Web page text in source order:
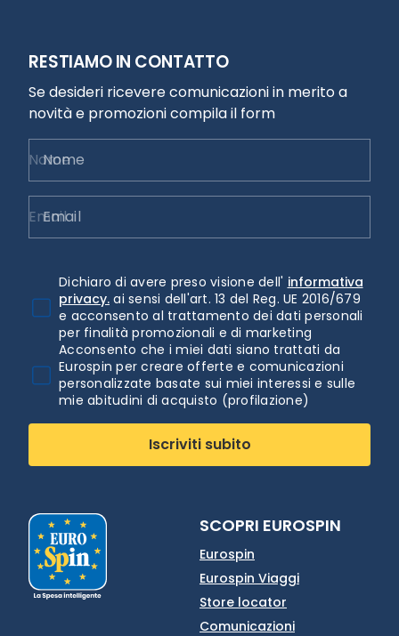
RESTIAMO IN CONTATTO
Se desideri ricevere comunicazioni in merito a
novità e promozioni compila il form
Nome
Email
Dichiaro di avere preso visione dell' informativa
privacy. ai sensi dell'art. 13 del Reg. UE 2016/679
e acconsento al trattamento dei dati personali
per finalità promozionali e di marketing
Acconsento che i miei dati siano trattati da
Eurospin per creare offerte e comunicazioni
personalizzate basate sui miei interessi e sulle
mie abitudini di acquisto (profilazione)
Iscriviti subito
SCOPRI EUROSPIN
Eurospin
Eurospin Viaggi
Store locator
Comunicazioni